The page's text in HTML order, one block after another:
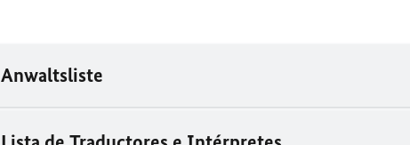
Anwaltsliste